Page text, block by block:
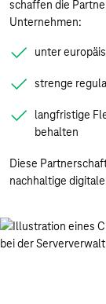
schaffen die
Unternehmen:
unter
strenge
langfristige
behalten
Diese
nachhaltige